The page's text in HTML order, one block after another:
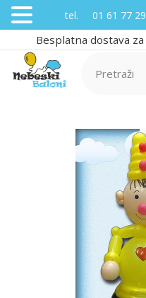
Besplatna dostava
tel. 01 61 77